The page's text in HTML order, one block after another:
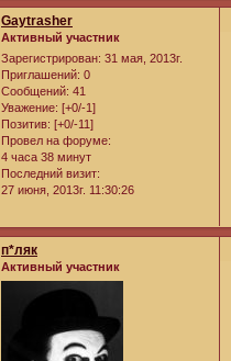
Gaytrasher
Активный участник
Зарегистрирован: 31 мая, 2013г.
Приглашений: 0
Сообщений: 41
Уважение: [+0/-1]
Позитив: [+0/-11]
Провел на форуме:
4 часа 38 минут
Последний визит:
27 июня, 2013г. 11:30:26
п*ляк
Активный участник